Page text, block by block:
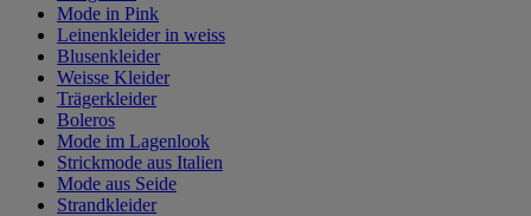
Mode in Pink
Leinenkleider in weiss
Blusenkleider
Weisse Kleider
Trägerkleider
Boleros
Mode im Lagenlook
Strickmode aus Italien
Mode aus Seide
Strandkleider